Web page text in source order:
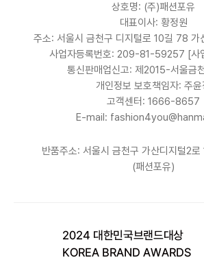
상호명: (주)패션포유
대표이사: 황정원
주소: 서울시 금천구 디지털로 10길 78 가
사업자등록번호: 209-81-59257 [사
통신판매업신고: 제2015-서울금
개인정보 보호책임자: 주윤
고객센터: 1666-8657
E-mail:
반품주소: 서울시 금천구 가산디지털2로
(패션포유)